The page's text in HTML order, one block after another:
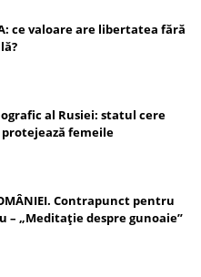
ce valoare are libertatea fără
al Rusiei: statul cere
femeile
Contrapunct pentru
– „Meditație despre gunoaie”